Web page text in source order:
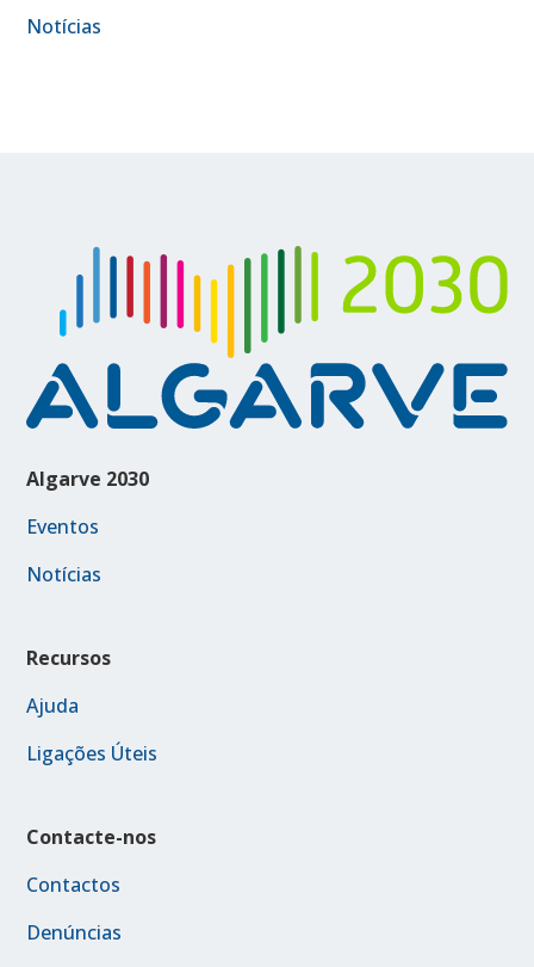
Notícias
Algarve 2030
Eventos
Notícias
Recursos
Ajuda
Ligações Úteis
Contacte-nos
Contactos
Denúncias